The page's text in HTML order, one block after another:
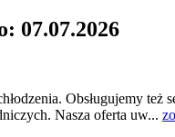
07.07.2026
Obsługujemy
Nasza oferta uw...